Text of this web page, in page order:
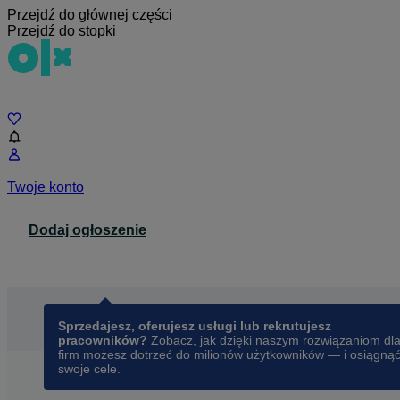
Przejdź do głównej części
Przejdź do stopki
Twoje konto
Dodaj ogłoszenie
Sprzedajesz, oferujesz usługi lub rekrutujesz
pracowników? Zobacz, jak dzięki naszym rozwiązaniom dla
firm możesz dotrzeć do milionów użytkowników — i osiągnąć
swoje cele.